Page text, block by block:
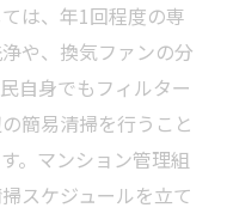
は、年1回程度の専
や、換気ファンの分
自身でもフィルター
簡易清掃を行うこと
。マンション管理組
スケジュールを立て